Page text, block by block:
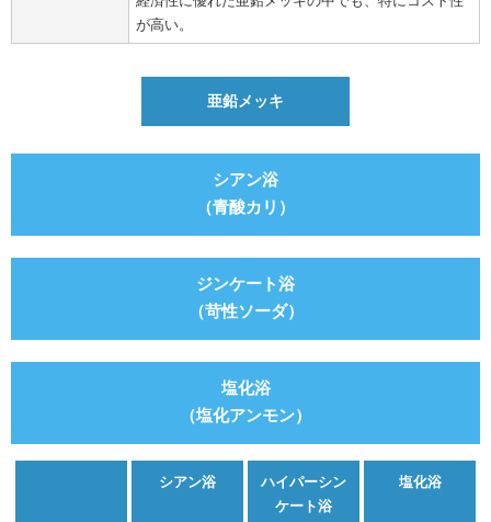
が高い。
亜鉛メッキ
シアン浴
（青酸カリ）
ジンケート浴
（苛性ソーダ）
塩化浴
（塩化アンモン）
シアン浴
ハイパーシン
ケート浴
塩化浴